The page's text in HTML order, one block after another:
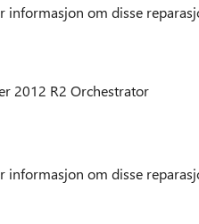
informasjon om disse
2012 R2 Orchestrator
informasjon om disse